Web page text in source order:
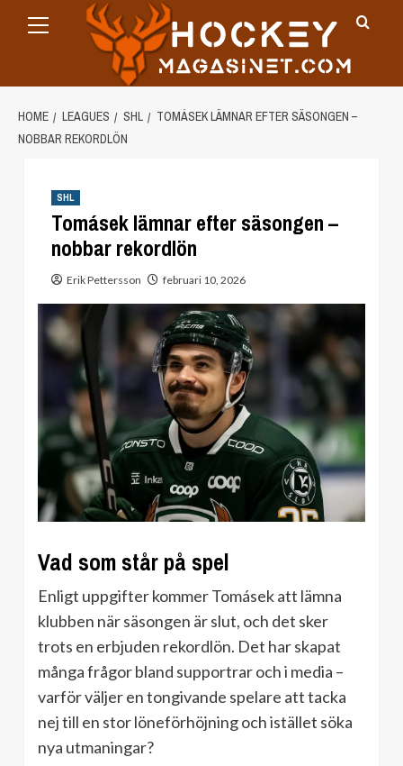
Menu
HOME LEAGUES SHL
TOMÁSEK LÄMNAR EFTER SÄSONGEN –
NOBBAR REKORDLÖN
SHL
Tomásek lämnar efter säsongen –
nobbar rekordlön
Erik Pettersson februari 10, 2026
Vad som står på spel
Enligt uppgifter kommer Tomásek att lämna
klubben när säsongen är slut, och det sker
trots en erbjuden rekordlön. Det har skapat
många frågor bland supportrar och i media –
varför väljer en tongivande spelare att tacka
nej till en stor löneförhöjning och istället söka
nya utmaningar?